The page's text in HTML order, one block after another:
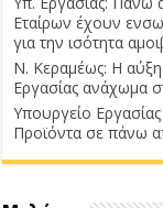
Εταίρων έχουν
για την ισότητα
Ν. Κεραμέως: Η
Εργασίας ανάχωμα
Υπουργείο
Προϊόντα σε πάνω